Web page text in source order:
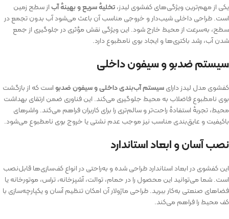
یکی از مهم‌ترین ویژگی‌های کفشوی لیدز،تخلیه‌ٔ سریع و بهینه‌ٔ آباز سطح زمین
است. طراحی داخلی شیب‌دار و خروجی مناسب آن باعث می‌شود آب بدون تجمع در
سطح، به‌سرعت از محیط خارج شود. این ویژگی نقش مؤثری در جلوگیری از جمع
شدن آب، رشد باکتری‌ها و ایجاد بوی نامطبوع دارد.
سیستم ضدبو و سیفون داخلی
کفشوی مدل لیدز دارایسیستم آب‌بندی داخلی و سیفون ضد‌بواست که از بازگشت
بوی نامطبوع فاضلاب به محیط جلوگیری می‌کند. این فناوری ضمن ارتقای بهداشت
محیط، تجربه‌ٔ استفاده‌ٔ راحت‌تر و سالم‌تری را برای کاربران فراهم می‌کند. واشرهای
با‌کیفیت و عایق‌بندی مناسب نیز موجب عدم نشتی یا خروج بوی نامطبوع می‌شود.
نصب آسان و ابعاد استاندارد
این کفشوی در ابعاد استاندارد طراحی شده و به‌راحتی در انواع کف‌سازی‌ها قابل‌نصب
است. شما می‌توانید این محصول را در حمام، توالت، آشپزخانه، تراس، موتورخانه یا
فضاهای صنعتی به‌کار ببرید. طراحی ماژولار آن امکان تنظیم آسان و یکپارچه‌سازی با
کف محیط را فراهم می‌کند.